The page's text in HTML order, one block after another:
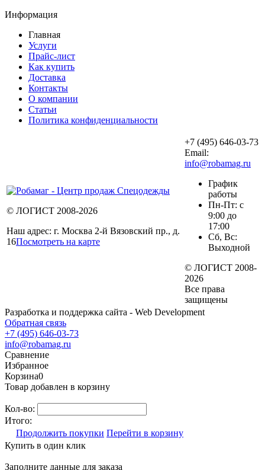
Информация
Главная
Услуги
Прайс-лист
Как купить
Доставка
Контакты
О компании
Статьи
Политика конфиденциальности
© ЛОГИСТ 2008-2026
Наш адрес: г. Москва 2-й Вязовский пр., д.
16Посмотреть на карте
+7 (495) 646-03-73
Email:
info@robamag.ru
График
работы
Пн-Пт: с
9:00 до
17:00
Сб, Вс:
Выходной
© ЛОГИСТ 2008-
2026
Все права
защищены
Разработка и поддержка сайта - Web Development
Обратная связь
+7 (495) 646-03-73
info@robamag.ru
Сравнение
Избранное
Корзина0
Товар добавлен в корзину
Кол-во:
Итого:
Продолжить покупки Перейти в корзину
Купить в один клик
Заполните данные для заказа